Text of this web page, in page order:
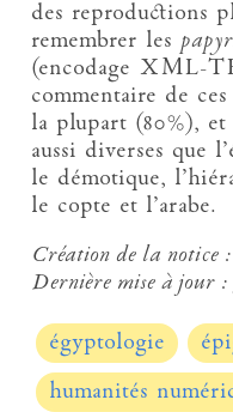
des reproductions
remembrer les
(encodage XML-
commentaire de
la plupart (80%), et
aussi diverses que
le démotique,
le copte et l’arabe.
Création de la notice :
Dernière mise à jour :
égyptologie
humanités